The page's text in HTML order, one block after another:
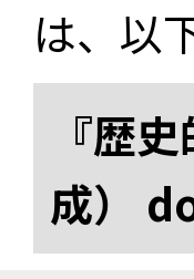
は、以
『歴
成）